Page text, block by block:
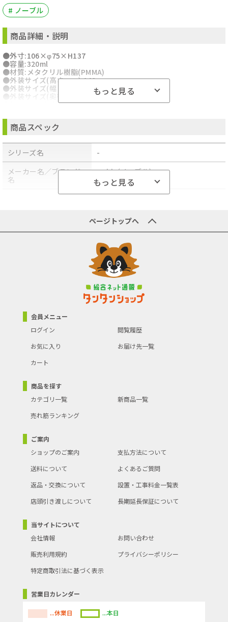
# ノーブル
商品詳細・説明
●外寸:106×φ75×H137
●容量:320ml
●材質:メタクリル樹脂(PMMA)
●外装サイズ(高さ mm):140
●外装サイズ(幅 mm):110
●外装サイズ(奥行き mm):70
●外装サイズ(重量 g):250
もっと見る
商品スペック
シリーズ名
-
メーカー名／ブランド
名
noble(ノーブル)
リス
保存容器・調味料入れ
もっと見る
ページトップへ
会員メニュー
ログイン
閲覧履歴
お気に入り
お届け先一覧
カート
商品を探す
カテゴリ一覧
新商品一覧
売れ筋ランキング
ご案内
ショップのご案内
支払方法について
送料について
よくあるご質問
返品・交換について
設置・工事料金一覧表
店頭引き渡しについて
長期延長保証について
当サイトについて
会社情報
お問い合わせ
販売利用規約
プライバシーポリシー
特定商取引法に基づく表示
営業日カレンダー
...休業日 ...本日